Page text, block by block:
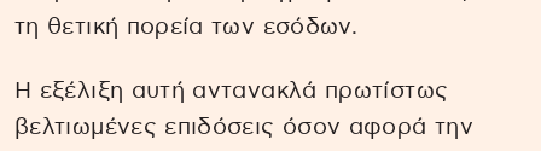
τη θετική πορεία των εσόδων.
Η εξέλιξη αυτή αντανακλά πρωτίστως
βελτιωμένες επιδόσεις όσον αφορά την